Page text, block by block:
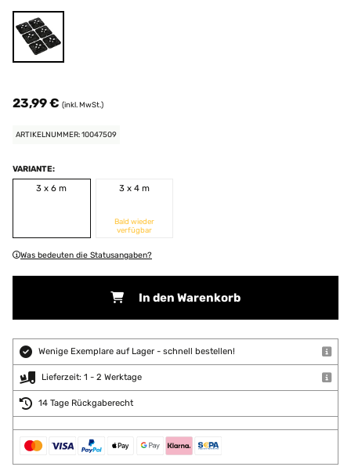
23,99 € (inkl. MwSt.)
ARTIKELNUMMER: 10047509
VARIANTE:
3 x 6 m
3 x 4 m
Bald wieder
verfügbar
Was bedeuten die Statusangaben?
In den Warenkorb
Wenige Exemplare auf Lager - schnell bestellen!
Lieferzeit: 1 - 2 Werktage
14 Tage Rückgaberecht